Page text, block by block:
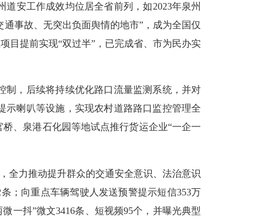
安工作成效均位居全省前列，如2023年泉州
事故、无突出负面舆情的地市”，成为全国仅
目提前实现“双过半”，已完成省、市为民办实
制，后续将持续优化路口流量监测系统，并对
喇叭等设施，实现农村道路路口监控管理全
、泉港石化园等地试点推行货运企业“一企一
全力推动提升群众的交通安全意识、法治意识
；向重点车辆驾驶人发送预警提示短信353万
一抖”微文3416条、短视频95个，并曝光典型